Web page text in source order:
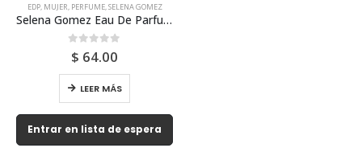
EDP, MUJER, PERFUME,SELENA GOMEZ
Selena Gomez Eau De Parfum 100ml Para Mujer
0out of 5
$ 64.00
LEER MÁS
Entrar en lista de espera